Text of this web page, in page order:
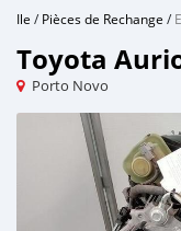
Ile /Pièces de Rechange /
Toyota
Porto Novo